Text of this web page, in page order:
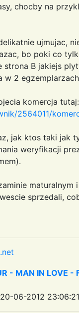
chocby na
ujmujac,
bo poki co
strona B jakiejs
w 2
komercja tutaj:
2564011/
jak ktos taki jak
weryfikacji
maturalnym
sprzedali,
- MAN IN LOVE
20-06-2012